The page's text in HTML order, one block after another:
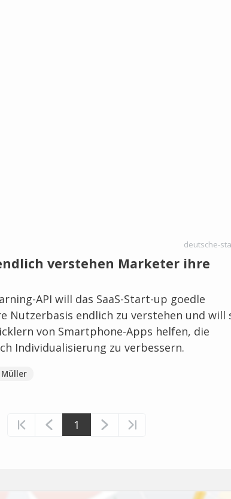
deutsche-
verstehen Marketer ihre
API will das SaaS-Start-up goedle
Nutzerbasis endlich zu verstehen und will
von Smartphone-Apps helfen, die
Individualisierung zu verbessern.
Müller
1